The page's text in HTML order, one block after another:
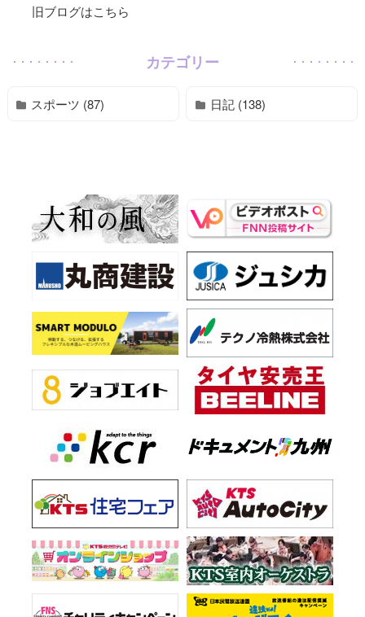
旧ブログはこちら
カテゴリー
スポーツ (87) 日記 (138)